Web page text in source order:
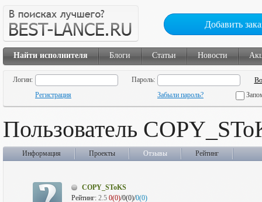
Добавить
Найти исполнителя Блоги Статьи Новости
Логин:
Пароль:
Регистрация
Забыли пароль?
Пользователь
Информация Проекты Отзывы Рейтинг
COPY_SToKS
Рейтинг: 2.5 0(0)/0(0)/0(0)